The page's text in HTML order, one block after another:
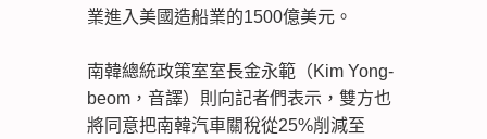
業進入美國造船業的1500億美元。
南韓總統政策室室長金永範（Kim Yong-
beom，音譯）則向記者們表示，雙方也
將同意把南韓汽車關稅從25%削減至